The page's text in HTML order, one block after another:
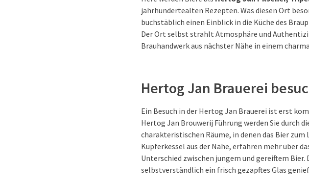
jahrhundertealten Rezepten. Was diesen Ort
buchstäblich einen Einblick in die Küche des
Der Ort selbst strahlt Atmosphäre und
Brauhandwerk aus nächster Nähe in einem
Hertog Jan Brauerei
Ein Besuch in der Hertog Jan Brauerei ist erst
Hertog Jan Brouwerij Führung werden Sie durch
charakteristischen Räume, in denen das Bier
Kupferkessel aus der Nähe, erfahren mehr über
Unterschied zwischen jungem und gereiftem Bier.
selbstverständlich ein frisch gezapftes Glas